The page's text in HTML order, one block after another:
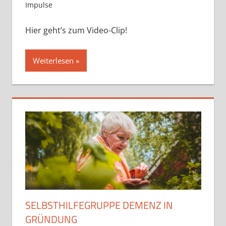
Impulse
Hier geht’s zum Video-Clip!
Weiterlesen
SELBSTHILFEGRUPPE DEMENZ IN
GRÜNDUNG